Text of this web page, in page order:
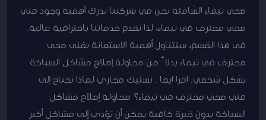
صحي تيماء الشاملة نحن في شركتنا ندرك أهمية وجود فني
صحي محترف في تيماء، لذا نقدم خدماتنا باحترافية عالية.
في هذا القسم، سنتناول أهمية الاستعانة بفني صحي
محترف في تيماء بدلاً من محاولة إصلاح مشاكل السباكة
بشكل شخصي. اقرا ايضا : تسليك مجاري لماذا تحتاج إلى
فني صحي محترف في تيماء؟ محاولة إصلاح مشاكل
السباكة بدون خبرة كافية يمكن أن تؤدي إلى مشاكل أكبر